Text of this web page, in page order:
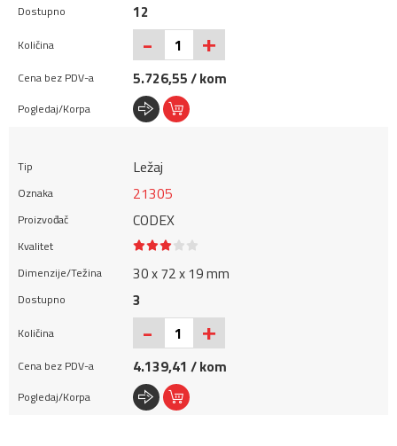
12
- +
5.726,55 / kom
Ležaj
21305
CODEX
30 x 72 x 19 mm
3
- +
4.139,41 / kom